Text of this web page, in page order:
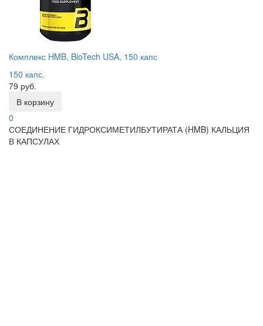
Комплекс HMB, BioTech USA, 150 капс
150 капс.
79 руб.
В корзину
0
СОЕДИНЕНИЕ ГИДРОКСИМЕТИЛБУТИРАТА (HMB) КАЛЬЦИЯ
В КАПСУЛАХ